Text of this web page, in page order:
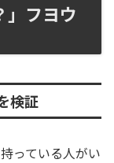
」フヨウ
検証
っている人がい